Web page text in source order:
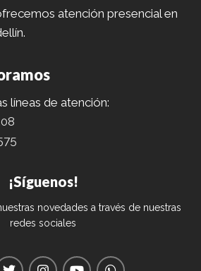
atención presencial en
líneas de atención:
¡Síguenos!
novedades a través de nuestras
redes sociales